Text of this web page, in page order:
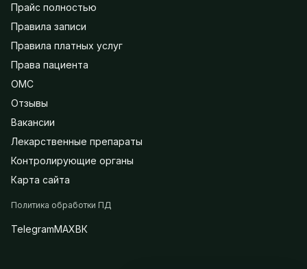
Прайс полностью
Правила записи
Правила платных услуг
Права пациента
ОМС
Отзывы
Вакансии
Лекарственные препараты
Контролирующие органы
Карта сайта
Политика обработки ПД
TelegramMAXВК